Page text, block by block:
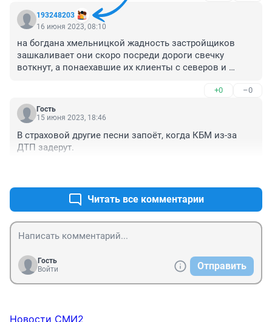
193248203
16 июня 2023, 08:10
на богдана хмельницкой жадность застройщиков
зашкаливает они скоро посреди дороги свечку
воткнут, а понаехавшие их клиенты с северов и
+0 –0
Гость
15 июня 2023, 18:46
В страховой другие песни запоёт, когда КБМ из-за
ДТП задерут.
Читать все комментарии
Гость
Войти
Отправить
Новости СМИ2